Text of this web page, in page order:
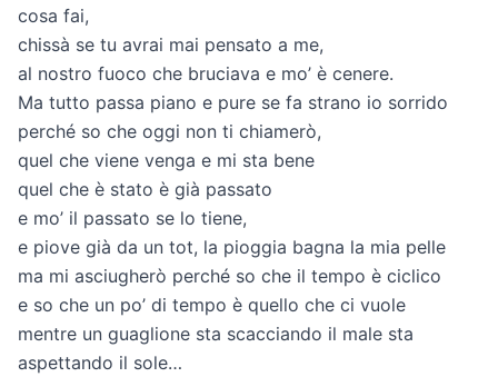
cosa fai,
chissà se tu avrai mai pensato a me,
al nostro fuoco che bruciava e mo’ è cenere.
Ma tutto passa piano e pure se fa strano io sorrido
perché so che oggi non ti chiamerò,
quel che viene venga e mi sta bene
quel che è stato è già passato
e mo’ il passato se lo tiene,
e piove già da un tot, la pioggia bagna la mia pelle
ma mi asciugherò perché so che il tempo è ciclico
e so che un po’ di tempo è quello che ci vuole
mentre un guaglione sta scacciando il male sta
aspettando il sole…